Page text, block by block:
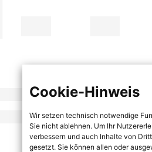
Cookie-Hinweis
Wir setzen technisch notwendige
Sie nicht ablehnen. Um Ihr
verbessern und auch Inhalte von
gesetzt. Sie können allen oder